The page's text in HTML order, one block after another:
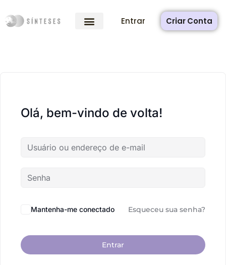
Entrar Criar Conta
Olá, bem-vindo de volta!
Mantenha-me conectado Esqueceu sua senha?
Entrar